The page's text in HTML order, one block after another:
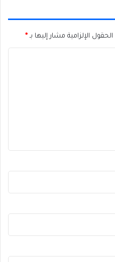
الحقول الإلزامية مشار إليها بـ*